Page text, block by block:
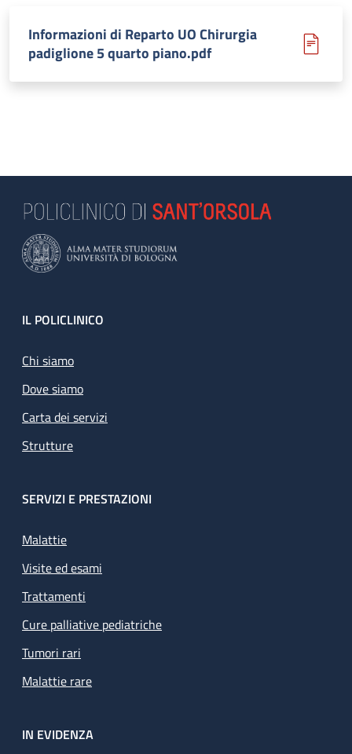
Informazioni di Reparto UO Chirurgia
padiglione 5 quarto piano.pdf
Footer
IL POLICLINICO
Chi siamo
Dove siamo
Carta dei servizi
Strutture
SERVIZI E PRESTAZIONI
Malattie
Visite ed esami
Trattamenti
Cure palliative pediatriche
Tumori rari
Malattie rare
IN EVIDENZA